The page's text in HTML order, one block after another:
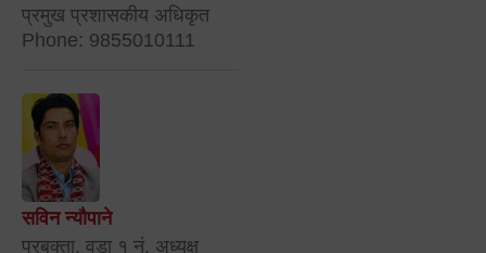
प्रमुख प्रशासकीय अधिकृत
Phone: 9855010111
सविन न्यौपाने
प्रबक्ता, वडा १ नं. अध्यक्ष